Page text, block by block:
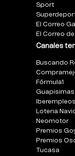
Sport
El Correo
El Correo
Canales
Buscando
Fórmula1
Guapisimas
Iberempleos
Loteria
Neomotor
Premios
Premios
Tucasa